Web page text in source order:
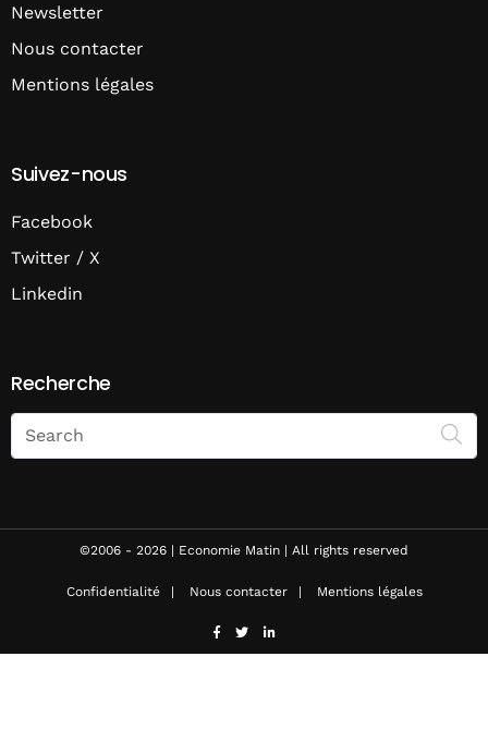
Newsletter
Nous contacter
Mentions légales
Suivez-nous
Facebook
Twitter / X
Linkedin
Recherche
Search
on
Economie
©2006 - 2026 | Economie Matin | All rights reserved
Confidentialité Nous contacter Mentions légales
facebook
twitterlinkedin